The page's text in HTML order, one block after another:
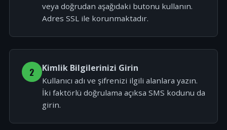
veya doğrudan aşağıdaki butonu kullanın.
Adres SSL ile korunmaktadır.
2 Kimlik Bilgilerinizi Girin
Kullanıcı adı ve şifrenizi ilgili alanlara yazın.
İki faktörlü doğrulama açıksa SMS kodunu da
girin.